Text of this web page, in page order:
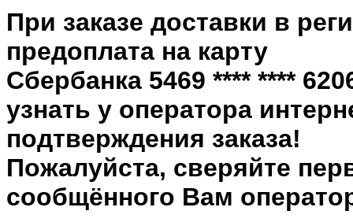
При заказе доставки в
предоплата на карту
Сбербанка 5469 **** ****
узнать у оператора
подтверждения заказа!
Пожалуйста, сверяйте
сообщённого Вам